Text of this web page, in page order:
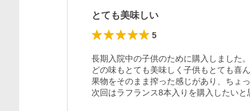
とても美味しい
5
長期入院中の子供のために購入しました。
どの味もとても美味しく子供もとても喜ん
果物をそのまま搾った感じがあり、ちょ
次回はラフランス8本入りを購入したいと